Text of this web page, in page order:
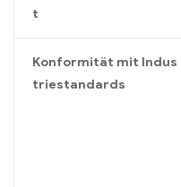
t
Konformität mit Indus
triestandards